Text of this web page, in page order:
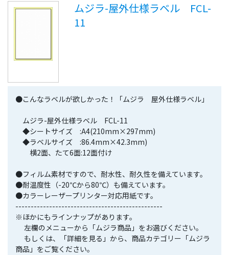
ムジラ-屋外仕様ラベル FCL-
11
●こんなラベルが欲しかった！「ムジラ 屋外仕様ラベル」
ムジラ-屋外仕様ラベル FCL-11
◆シートサイズ :A4(210mm×297mm)
◆ラベルサイズ :86.4mm×42.3mm)
横2面、たて6面:12面付け
●フィルム素材ですので、耐水性、耐久性を備えています。
●耐温度性（-20℃から80℃）も備えています。
●カラーレーザープリンター対応用紙です。
------------------------------------------------
※ほかにもラインナップがあります。
左欄のメニューから「ムジラ商品」をお選びください。
もしくは、「詳細を見る」から、商品カテゴリー「ムジラ
商品」をご覧ください。